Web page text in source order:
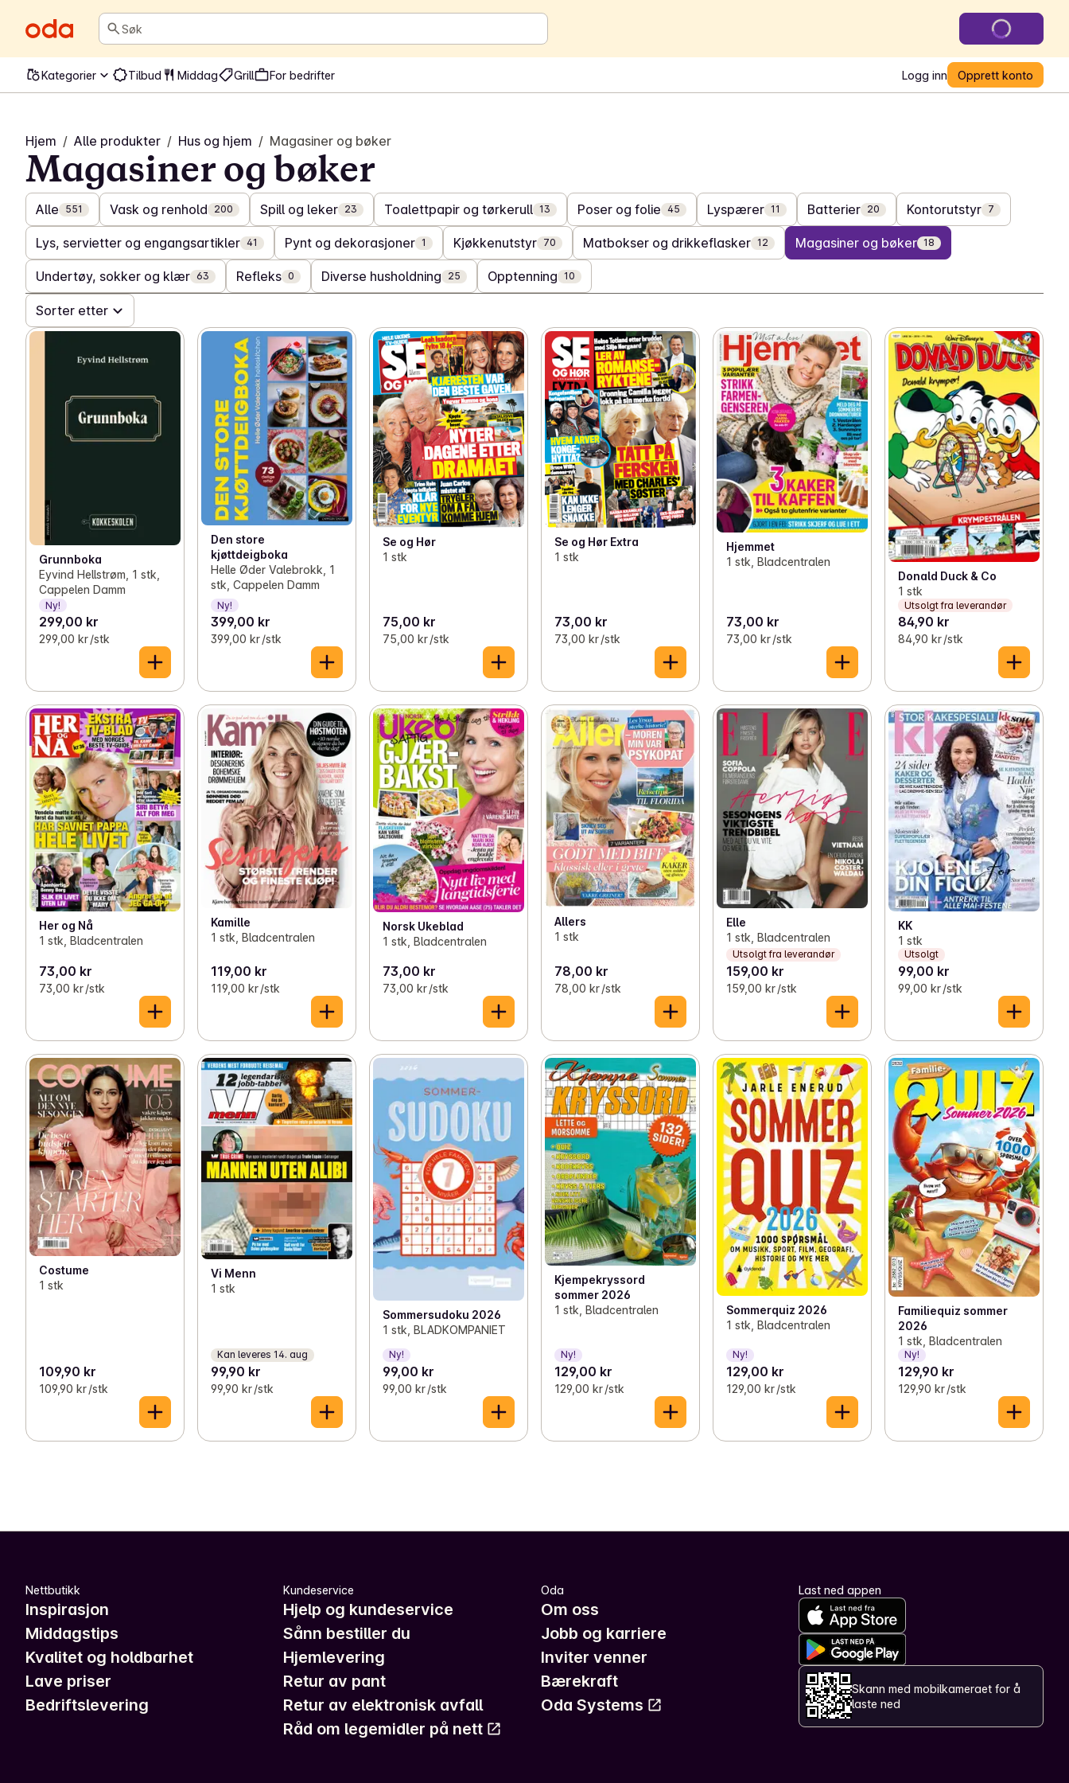
Søk
Kategorier Tilbud Middag Grill For bedrifter Logg inn Opprett konto
Hjem / Alle produkter / Hus og hjem / Magasiner og bøker
Magasiner og bøker
Alle 551 Vask og renhold 200 Spill og leker 23 Toalettpapir og tørkerull 13 Poser og folie 45 Lyspærer 11 Batterier 20 Kontorutstyr 7
Lys, servietter og engangsartikler 41 Pynt og dekorasjoner 1 Kjøkkenutstyr 70 Matbokser og drikkeflasker 12 Magasiner og bøker 18
Undertøy, sokker og klær 63 Refleks 0 Diverse husholdning 25 Opptenning 10
Sorter etter
Grunnboka
Eyvind Hellstrøm, 1 stk,
Cappelen Damm
Ny!
299,00 kr
299,00 kr /stk
Den store
kjøttdeigboka
Helle Øder Valebrokk, 1
stk, Cappelen Damm
Ny!
399,00 kr
399,00 kr /stk
Se og Hør
1 stk
75,00 kr
75,00 kr /stk
Se og Hør Extra
1 stk
73,00 kr
73,00 kr /stk
Hjemmet
1 stk, Bladcentralen
73,00 kr
73,00 kr /stk
Donald Duck & Co
1 stk
Utsolgt fra leverandør
84,90 kr
84,90 kr /stk
Her og Nå
1 stk, Bladcentralen
73,00 kr
73,00 kr /stk
Kamille
1 stk, Bladcentralen
119,00 kr
119,00 kr /stk
Norsk Ukeblad
1 stk, Bladcentralen
73,00 kr
73,00 kr /stk
Allers
1 stk
78,00 kr
78,00 kr /stk
Elle
1 stk, Bladcentralen
Utsolgt fra leverandør
159,00 kr
159,00 kr /stk
KK
1 stk
Utsolgt
99,00 kr
99,00 kr /stk
Costume
1 stk
109,90 kr
109,90 kr /stk
Vi Menn
1 stk
Kan leveres 14. aug
99,90 kr
99,90 kr /stk
Sommersudoku 2026
1 stk, BLADKOMPANIET
Ny!
99,00 kr
99,00 kr /stk
Kjempekryssord
sommer 2026
1 stk, Bladcentralen
Ny!
129,00 kr
129,00 kr /stk
Sommerquiz 2026
1 stk, Bladcentralen
Ny!
129,00 kr
129,00 kr /stk
Familiequiz sommer
2026
1 stk, Bladcentralen
Ny!
129,90 kr
129,90 kr /stk
Nettbutikk
Inspirasjon
Middagstips
Kvalitet og holdbarhet
Lave priser
Bedriftslevering
Kundeservice
Hjelp og kundeservice
Sånn bestiller du
Hjemlevering
Retur av pant
Retur av elektronisk avfall
Råd om legemidler på nett
Oda
Om oss
Jobb og karriere
Inviter venner
Bærekraft
Oda Systems
Last ned appen
Skann med mobilkameraet for å
laste ned